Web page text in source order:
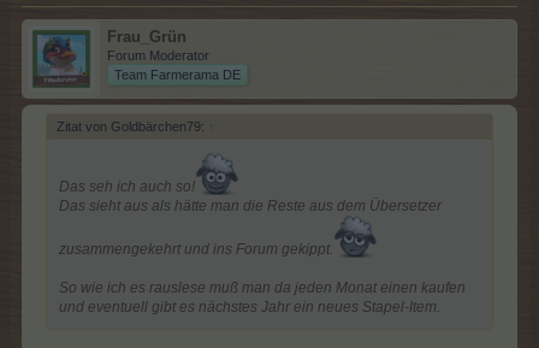
Frau_Grün
Forum Moderator
Team Farmerama DE
Zitat von Goldbärchen79: ↑
Das seh ich auch so!
Das sieht aus als hätte man die Reste aus dem Übersetzer
zusammengekehrt und ins Forum gekippt.
So wie ich es rauslese muß man da jeden Monat einen kaufen
und eventuell gibt es nächstes Jahr ein neues Stapel-Item.